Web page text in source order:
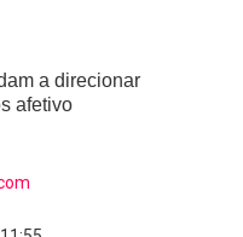
a direcionar
afetivo